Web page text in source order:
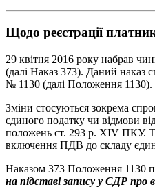
Щодо реєстрації
29 квітня 2016 року набрав
(далі Наказ 373). Даний наказ
№ 1130 (далі Положення 1130).
Зміни стосуються зокрема
єдиного податку чи відмови
положень ст. 293 р. XIV ПКУ.
включення ПДВ до складу
Наказом 373 Положення 1130
на підставі запису у ЄДР про